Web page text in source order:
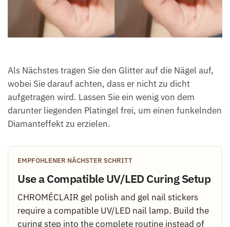
Als Nächstes tragen Sie den Glitter auf die Nägel auf,
wobei Sie darauf achten, dass er nicht zu dicht
aufgetragen wird. Lassen Sie ein wenig von dem
darunter liegenden Platingel frei, um einen funkelnden
Diamanteffekt zu erzielen.
EMPFOHLENER NÄCHSTER SCHRITT
Use a Compatible UV/LED Curing Setup
CHROMÉCLAIR gel polish and gel nail stickers
require a compatible UV/LED nail lamp. Build the
curing step into the complete routine instead of